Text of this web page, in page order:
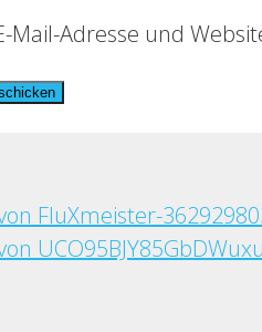
Mail-Adresse und
FluXmeister-